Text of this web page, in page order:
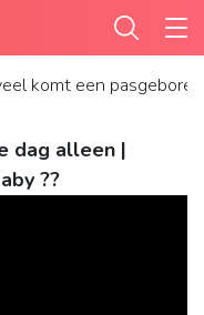
komt een
dag alleen |
??